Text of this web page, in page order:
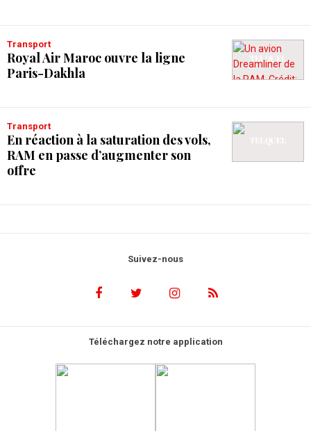
Transport
Royal Air Maroc ouvre la ligne
Paris-Dakhla
Transport
En réaction à la saturation des vols,
RAM en passe d’augmenter son
offre
Suivez-nous
Téléchargez notre application